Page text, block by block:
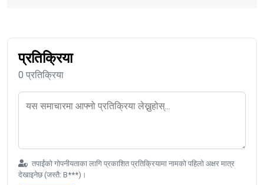
प्रतिक्रिया
0 प्रतिक्रिया
तपाईंको गोपनीयताका लागि प्रकाशित प्रतिक्रियामा नामको पहिलो अक्षर मात्र
देखाइनेछ (जस्तै: B***)।